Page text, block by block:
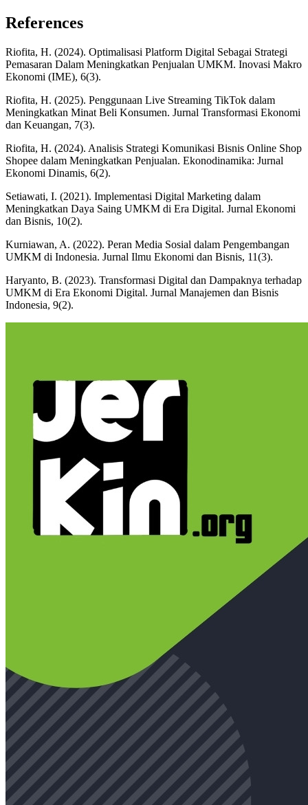
References
Riofita, H. (2024). Optimalisasi Platform Digital Sebagai Strategi
Pemasaran Dalam Meningkatkan Penjualan UMKM. Inovasi Makro
Ekonomi (IME), 6(3).
Riofita, H. (2025). Penggunaan Live Streaming TikTok dalam
Meningkatkan Minat Beli Konsumen. Jurnal Transformasi Ekonomi
dan Keuangan, 7(3).
Riofita, H. (2024). Analisis Strategi Komunikasi Bisnis Online Shop
Shopee dalam Meningkatkan Penjualan. Ekonodinamika: Jurnal
Ekonomi Dinamis, 6(2).
Setiawati, I. (2021). Implementasi Digital Marketing dalam
Meningkatkan Daya Saing UMKM di Era Digital. Jurnal Ekonomi
dan Bisnis, 10(2).
Kurniawan, A. (2022). Peran Media Sosial dalam Pengembangan
UMKM di Indonesia. Jurnal Ilmu Ekonomi dan Bisnis, 11(3).
Haryanto, B. (2023). Transformasi Digital dan Dampaknya terhadap
UMKM di Era Ekonomi Digital. Jurnal Manajemen dan Bisnis
Indonesia, 9(2).